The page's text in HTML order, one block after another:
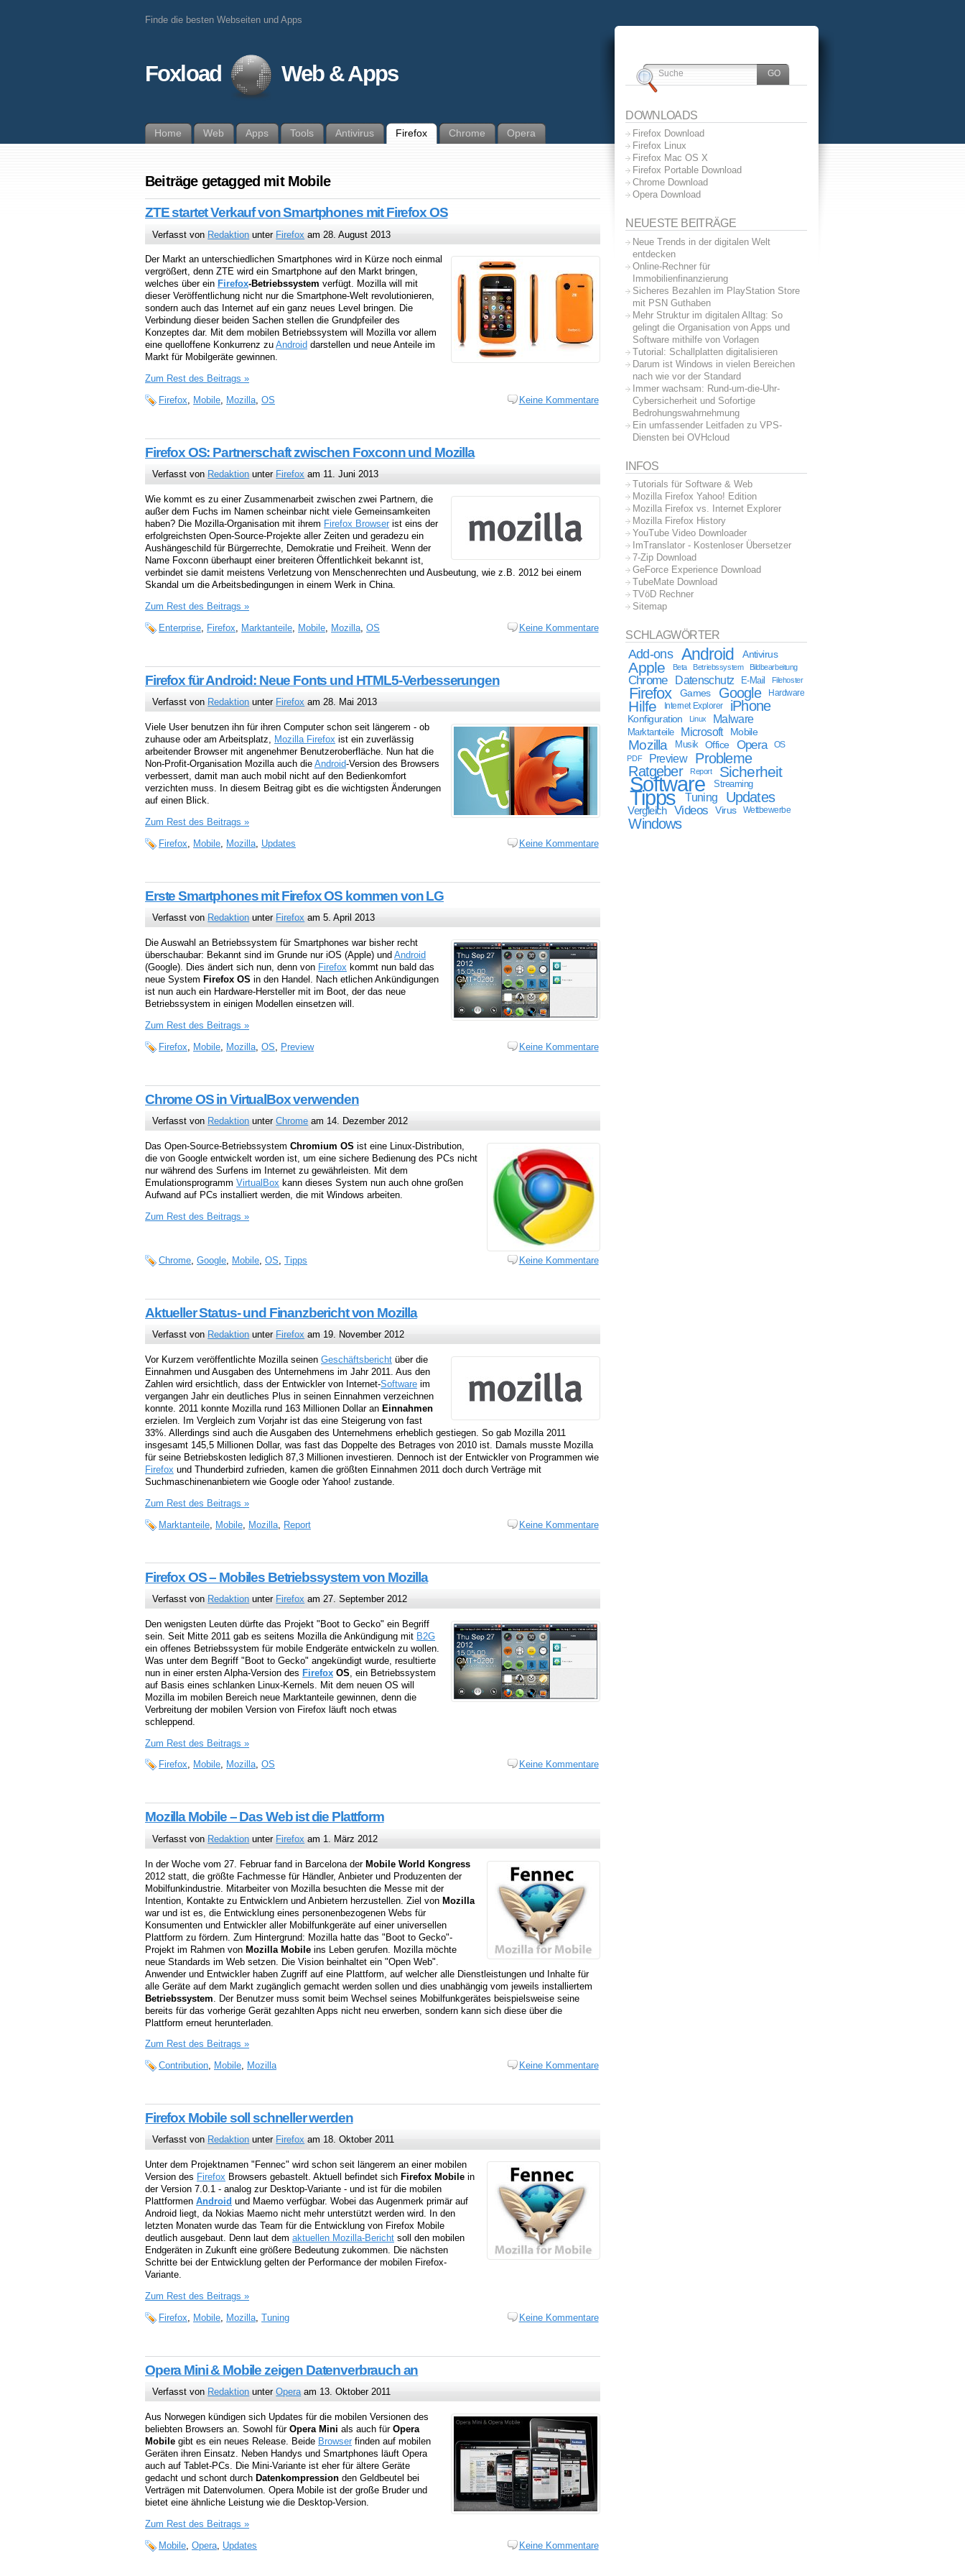
Finde die besten Webseiten und Apps
Foxload Web & Apps
Home Web Apps Tools Antivirus Firefox Chrome Opera
Beiträge getagged mit Mobile
ZTE startet Verkauf von Smartphones mit Firefox OS
Verfasst von Redaktion unter Firefox am 28. August 2013
Der Markt an unterschiedlichen Smartphones wird in Kürze noch einmal
vergrößert, denn ZTE wird ein Smartphone auf den Markt bringen,
welches über ein Firefox-Betriebssystem verfügt. Mozilla will mit
dieser Veröffentlichung nicht nur die Smartphone-Welt revolutionieren,
sondern auch das Internet auf ein ganz neues Level bringen. Die
Verbindung dieser beiden Sachen stellen die Grundpfeiler des
Konzeptes dar. Mit dem mobilen Betriebssystem will Mozilla vor allem
eine quelloffene Konkurrenz zu Android darstellen und neue Anteile im
Markt für Mobilgeräte gewinnen.
Zum Rest des Beitrags »
Firefox, Mobile, Mozilla, OS Keine Kommentare
Firefox OS: Partnerschaft zwischen Foxconn und Mozilla
Verfasst von Redaktion unter Firefox am 11. Juni 2013
Wie kommt es zu einer Zusammenarbeit zwischen zwei Partnern, die
außer dem Fuchs im Namen scheinbar nicht viele Gemeinsamkeiten
haben? Die Mozilla-Organisation mit ihrem Firefox Browser ist eins der
erfolgreichsten Open-Source-Projekte aller Zeiten und geradezu ein
Aushängeschild für Bürgerrechte, Demokratie und Freiheit. Wenn der
Name Foxconn überhaupt einer breiteren Öffentlichkeit bekannt ist,
verbindet sie damit meistens Verletzung von Menschenrechten und Ausbeutung, wie z.B. 2012 bei einem
Skandal um die Arbeitsbedingungen in einem Werk in China.
Zum Rest des Beitrags »
Enterprise
Firefox Marktanteile Mobile Mozilla OS Keine Kommentare
Firefox für Android: Neue Fonts und HTML5-Verbesserungen
Verfasst von Redaktion unter Firefox am 28. Mai 2013
Viele User benutzen ihn für ihren Computer schon seit längerem - ob
zuhause oder am Arbeitsplatz, Mozilla Firefox ist ein zuverlässig
arbeitender Browser mit angenehmer Benutzeroberfläche. Nun hat die
Non-Profit-Organisation Mozilla auch die Android-Version des Browsers
verbessert, damit man auch mobil nicht auf den Bedienkomfort
verzichten muss. In diesem Beitrag gibt es die wichtigsten Änderungen
auf einen Blick.
Zum Rest des Beitrags »
Firefox
Mobile Mozilla Updates Keine Kommentare
Erste Smartphones mit Firefox OS kommen von LG
Verfasst von Redaktion unter Firefox am 5. April 2013
Die Auswahl an Betriebssystem für Smartphones war bisher recht
überschaubar: Bekannt sind im Grunde nur iOS (Apple) und Android
(Google). Dies ändert sich nun, denn von Firefox kommt nun bald das
neue System Firefox OS in den Handel. Nach etlichen Ankündigungen
ist nun auch ein Hardware-Hersteller mit im Boot, der das neue
Betriebssystem in einigen Modellen einsetzen will.
Zum Rest des Beitrags »
Firefox
Mobile Mozilla OS Preview Keine Kommentare
Chrome OS in VirtualBox verwenden
Verfasst von Redaktion unterChrome am 14. Dezember 2012
Das Open-Source-Betriebssystem Chromium OS ist eine Linux-Distribution,
die von Google entwickelt worden ist, um eine sichere Bedienung des PCs nicht
nur während des Surfens im Internet zu gewährleisten. Mit dem
Emulationsprogramm VirtualBox kann dieses System nun auch ohne großen
Aufwand auf PCs installiert werden, die mit Windows arbeiten.
Zum Rest des Beitrags »
Chrome Google Mobile OS Tipps Keine Kommentare
Aktueller Status- und Finanzbericht von Mozilla
Verfasst von Redaktion unter Firefox am 19. November 2012
Vor Kurzem veröffentlichte Mozilla seinen Geschäftsbericht über die
Einnahmen und Ausgaben des Unternehmens im Jahr 2011. Aus den
Zahlen wird ersichtlich, dass der Entwickler von Internet-Software im
vergangen Jahr ein deutliches Plus in seinen Einnahmen verzeichnen
konnte. 2011 konnte Mozilla rund 163 Millionen Dollar an Einnahmen
erzielen. Im Vergleich zum Vorjahr ist das eine Steigerung von fast
33%. Allerdings sind auch die Ausgaben des Unternehmens erheblich gestiegen. So gab Mozilla 2011
insgesamt 145,5 Millionen Dollar, was fast das Doppelte des Betrages von 2010 ist. Damals musste Mozilla
für seine Betriebskosten lediglich 87,3 Millionen investieren. Dennoch ist der Entwickler von Programmen wie
Firefox und Thunderbird zufrieden, kamen die größten Einnahmen 2011 doch durch Verträge mit
Suchmaschinenanbietern wie Google oder Yahoo! zustande.
Zum Rest des Beitrags »
Marktanteile Mobile Mozilla Report Keine Kommentare
Firefox OS – Mobiles Betriebssystem von Mozilla
Verfasst von Redaktion unter Firefox am 27. September 2012
Den wenigsten Leuten dürfte das Projekt "Boot to Gecko" ein Begriff
sein. Seit Mitte 2011 gab es seitens Mozilla die Ankündigung mit B2G
ein offenes Betriebssystem für mobile Endgeräte entwickeln zu wollen.
Was unter dem Begriff "Boot to Gecko" angekündigt wurde, resultierte
nun in einer ersten Alpha-Version des Firefox OS , ein Betriebssystem
auf Basis eines schlanken Linux-Kernels. Mit dem neuen OS will
Mozilla im mobilen Bereich neue Marktanteile gewinnen, denn die
Verbreitung der mobilen Version von Firefox läuft noch etwas
schleppend.
Zum Rest des Beitrags »
Firefox, Mobile, Mozilla, OS Keine Kommentare
Mozilla Mobile – Das Web ist die Plattform
Verfasst von Redaktion unter Firefox am 1. März 2012
In der Woche vom 27. Februar fand in Barcelona der Mobile World Kongress
2012 statt, die größte Fachmesse für Händler, Anbieter und Produzenten der
Mobilfunkindustrie. Mitarbeiter von Mozilla besuchten die Messe mit der
Intention, Kontakte zu Entwicklern und Anbietern herzustellen. Ziel von Mozilla
war und ist es, die Entwicklung eines personenbezogenen Webs für
Konsumenten und Entwickler aller Mobilfunkgeräte auf einer universellen
Plattform zu fördern. Zum Hintergrund: Mozilla hatte das "Boot to Gecko"-
Projekt im Rahmen von Mozilla Mobile ins Leben gerufen. Mozilla möchte
neue Standards im Web setzen. Die Vision beinhaltet ein "Open Web".
Anwender und Entwickler haben Zugriff auf eine Plattform, auf welcher alle Dienstleistungen und Inhalte für
alle Geräte auf dem Markt zugänglich gemacht werden sollen und dies unabhängig vom jeweils installiertem
Betriebssystem . Der Benutzer muss somit beim Wechsel seines Mobilfunkgerätes beispielsweise seine
bereits für das vorherige Gerät gezahlten Apps nicht neu erwerben, sondern kann sich diese über die
Plattform erneut herunterladen.
Zum Rest des Beitrags »
Contribution, Mobile, Mozilla Keine Kommentare
Firefox Mobile soll schneller werden
Verfasst von Redaktion unter Firefox am 18. Oktober 2011
Unter dem Projektnamen "Fennec" wird schon seit längerem an einer mobilen
Version des Firefox Browsers gebastelt. Aktuell befindet sich Firefox Mobile in
der Version 7.0.1 - analog zur Desktop-Variante - und ist für die mobilen
Plattformen Android und Maemo verfügbar. Wobei das Augenmerk primär auf
Android liegt, da Nokias Maemo nicht mehr unterstützt werden wird. In den
letzten Monaten wurde das Team für die Entwicklung von Firefox Mobile
deutlich ausgebaut. Denn laut dem aktuellen Mozilla-Bericht soll den mobilen
Endgeräten in Zukunft eine größere Bedeutung zukommen. Die nächsten
Schritte bei der Entwicklung gelten der Performance der mobilen Firefox-
Variante.
Zum Rest des Beitrags »
Firefox
Mobile Mozilla Tuning Keine Kommentare
Opera Mini & Mobile zeigen Datenverbrauch an
Verfasst von Redaktion unterOperaam 13. Oktober 2011
Aus Norwegen kündigen sich Updates für die mobilen Versionen des
beliebten Browsers an. Sowohl für Opera Mini als auch für Opera
Mobile gibt es ein neues Release. Beide Browser finden auf mobilen
Geräten ihren Einsatz. Neben Handys und Smartphones läuft Opera
auch auf Tablet-PCs. Die Mini-Variante ist eher für ältere Geräte
gedacht und schont durch Datenkompression den Geldbeutel bei
Verträgen mit Datenvolumen. Opera Mobile ist der große Bruder und
bietet eine ähnliche Leistung wie die Desktop-Version.
Zum Rest des Beitrags »
Mobile Opera Updates Keine Kommentare
DOWNLOADS
Firefox Download
Firefox Linux
Firefox Mac OS X
Firefox Portable Download
Chrome Download
Opera Download
NEUESTE BEITRÄGE
Neue Trends in der digitalen Welt
entdecken
Online-Rechner für
Immobilienfinanzierung
Sicheres Bezahlen im PlayStation Store
mit PSN Guthaben
Mehr Struktur im digitalen Alltag: So
gelingt die Organisation von Apps und
Software mithilfe von Vorlagen
Tutorial: Schallplatten digitalisieren
Darum ist Windows in vielen Bereichen
nach wie vor der Standard
Immer wachsam: Rund-um-die-Uhr-
Cybersicherheit und Sofortige
Bedrohungswahrnehmung
Ein umfassender Leitfaden zu VPS-
Diensten bei OVHcloud
INFOS
Tutorials für Software & Web
Mozilla Firefox Yahoo! Edition
Mozilla Firefox vs. Internet Explorer
Mozilla Firefox History
YouTube Video Downloader
ImTranslator - Kostenloser Übersetzer
7-Zip Download
GeForce Experience Download
TubeMate Download
TVöD Rechner
Sitemap
SCHLAGWÖRTER
Add-ons Android Antivirus
Apple Beta Betriebssystem Bildbearbeitung
Chrome Datenschutz E-Mail Filehoster
Firefox Games Google Hardware
Hilfe Internet Explorer iPhone
Konfiguration Linux Malware
Marktanteile Microsoft Mobile
Mozilla Musik Office Opera
OS
PDF
Preview
Probleme
Ratgeber
Report Sicherheit
Software Streaming
Tipps Tuning Updates
Vergleich Videos Virus Wettbewerbe
Windows